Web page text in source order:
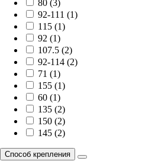
80 (3)
92-111 (1)
115 (1)
92 (1)
107.5 (2)
92-114 (2)
71 (1)
155 (1)
60 (1)
135 (2)
150 (2)
145 (2)
Способ крепления